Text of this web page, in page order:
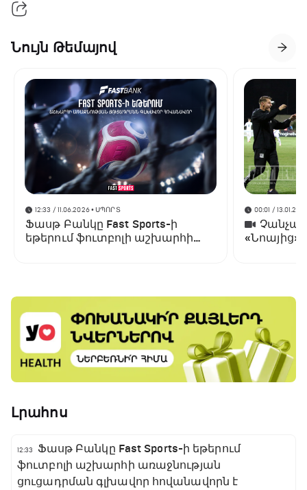
Նույն Թեմայով
12:33 / 11.06.2026• ՍՊՈՐՏ
Ֆասթ Բանկը Fast Sports-ի
եթերում ֆուտբոլի աշխարհի
00:01 /
«Նոայից»
Լրահոս
12:33
Ֆասթ Բանկը Fast Sports-ի եթերում
ֆուտբոլի աշխարհի առաջնության
ցուցադրման գլխավոր հովանավորն է